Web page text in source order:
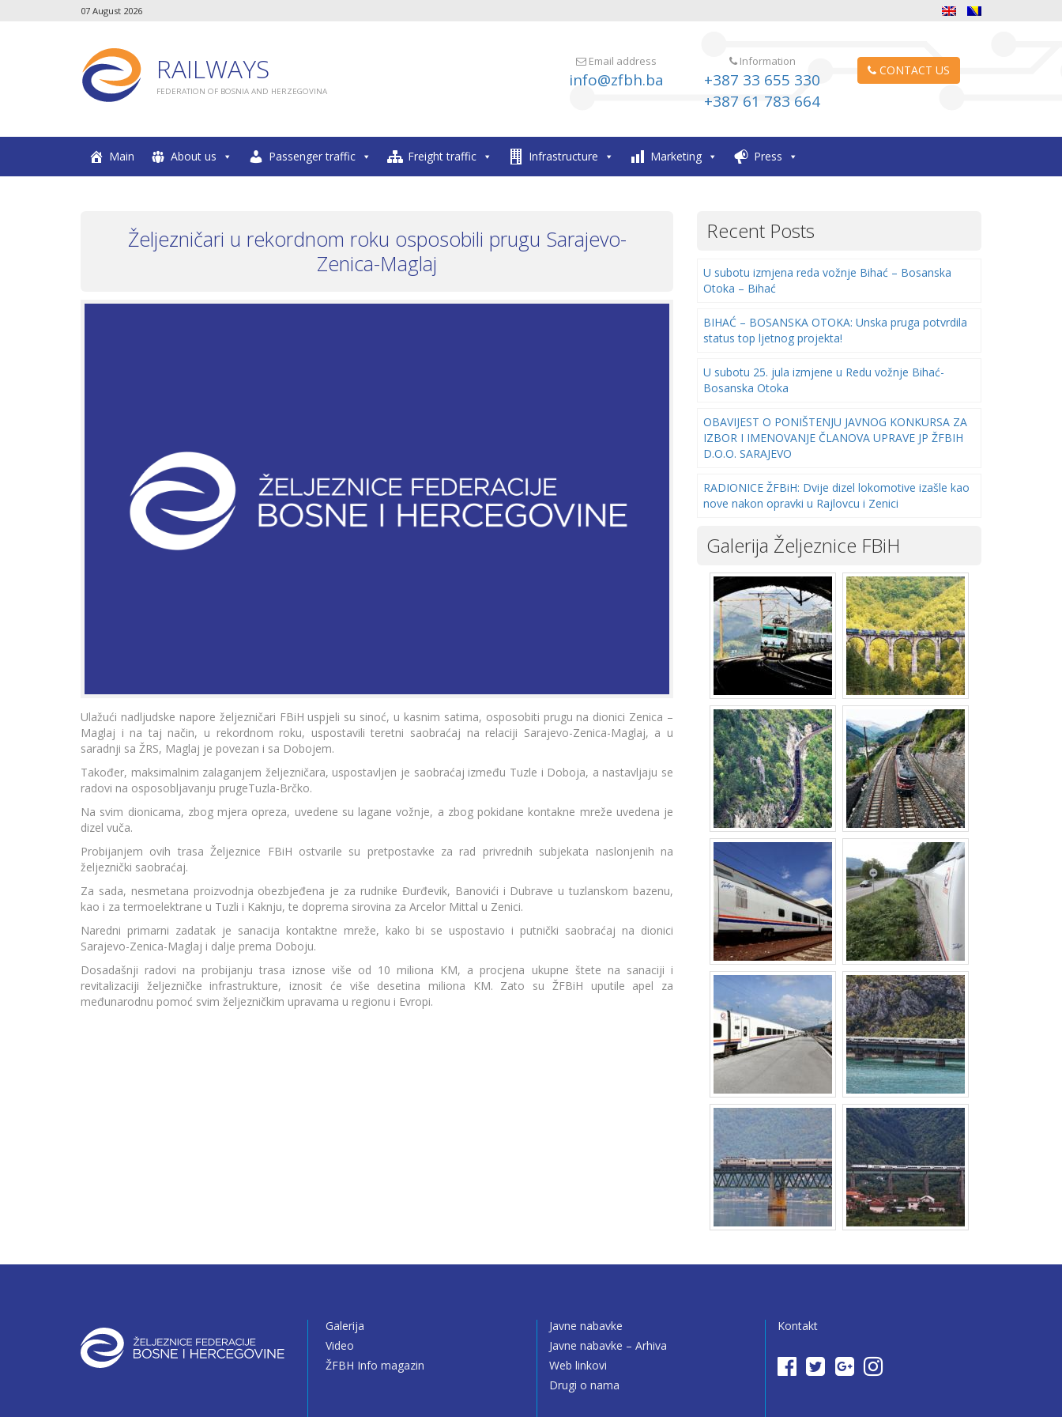
07 August 2026
RAILWAYS
FEDERATION OF BOSNIA AND HERZEGOVINA
Email address
info@zfbh.ba
Information
+387 33 655 330
+387 61 783 664
CONTACT US
Main About us Passenger traffic Freight traffic Infrastructure Marketing Press
Željezničari u rekordnom roku osposobili prugu Sarajevo-
Zenica-Maglaj
Ulažući nadljudske napore željezničari FBiH uspjeli su sinoć, u kasnim satima, osposobiti prugu na dionici Zenica –
Maglaj i na taj način, u rekordnom roku, uspostavili teretni saobraćaj na relaciji Sarajevo-Zenica-Maglaj, a u
saradnji sa ŽRS, Maglaj je povezan i sa Dobojem.
Također, maksimalnim zalaganjem željezničara, uspostavljen je saobraćaj između Tuzle i Doboja, a nastavljaju se
radovi na osposobljavanju prugeTuzla-Brčko.
Na svim dionicama, zbog mjera opreza, uvedene su lagane vožnje, a zbog pokidane kontakne mreže uvedena je
dizel vuča.
Probijanjem ovih trasa Željeznice FBiH ostvarile su pretpostavke za rad privrednih subjekata naslonjenih na
željeznički saobraćaj.
Za sada, nesmetana proizvodnja obezbjeđena je za rudnike Đurđevik, Banovići i Dubrave u tuzlanskom bazenu,
kao i za termoelektrane u Tuzli i Kaknju, te doprema sirovina za Arcelor Mittal u Zenici.
Naredni primarni zadatak je sanacija kontaktne mreže, kako bi se uspostavio i putnički saobraćaj na dionici
Sarajevo-Zenica-Maglaj i dalje prema Doboju.
Dosadašnji radovi na probijanju trasa iznose više od 10 miliona KM, a procjena ukupne štete na sanaciji i
revitalizaciji željezničke infrastrukture, iznosit će više desetina miliona KM. Zato su ŽFBiH uputile apel za
međunarodnu pomoć svim željezničkim upravama u regionu i Evropi.
Recent Posts
U subotu izmjena reda vožnje Bihać – Bosanska
Otoka – Bihać
BIHAĆ – BOSANSKA OTOKA: Unska pruga potvrdila
status top ljetnog projekta!
U subotu 25. jula izmjene u Redu vožnje Bihać-
Bosanska Otoka
OBAVIJEST O PONIŠTENJU JAVNOG KONKURSA ZA
IZBOR I IMENOVANJE ČLANOVA UPRAVE JP ŽFBIH
D.O.O. SARAJEVO
RADIONICE ŽFBiH: Dvije dizel lokomotive izašle kao
nove nakon opravki u Rajlovcu i Zenici
Galerija Željeznice FBiH
Galerija
Video
ŽFBH Info magazin
Javne nabavke
Javne nabavke – Arhiva
Web linkovi
Drugi o nama
Kontakt